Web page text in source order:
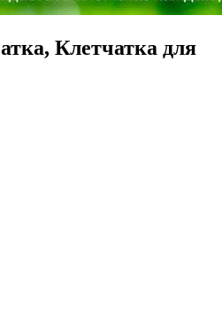
Клетчатка для